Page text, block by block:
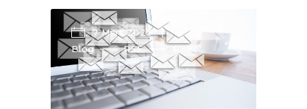
7 Mars 2023
Blog
RSE RSE